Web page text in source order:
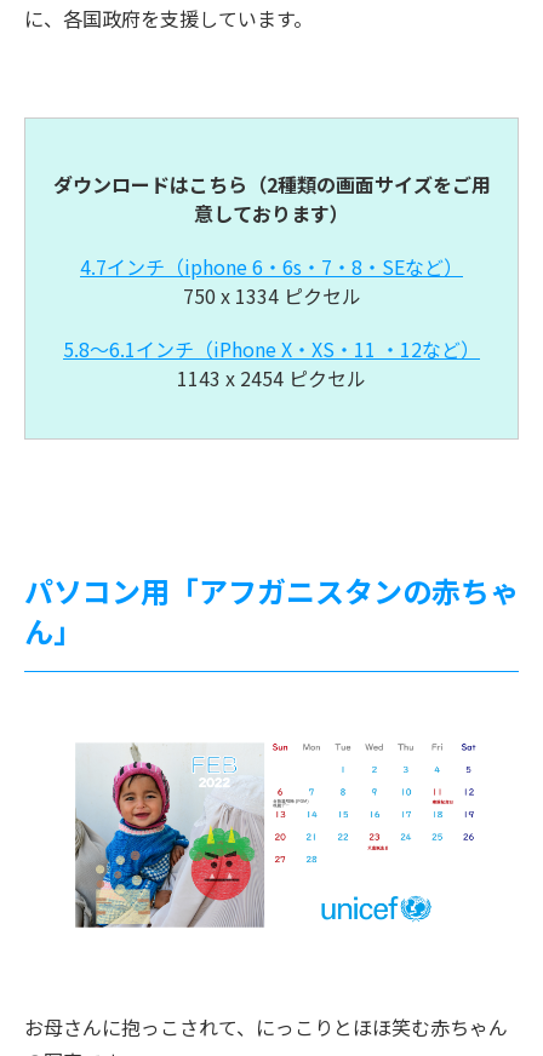
に、各国政府を支援しています。
ダウンロードはこちら（2種類の画面サイズをご用
意しております）
4.7インチ（iphone 6・6s・7・8・SEなど）
750 x 1334 ピクセル
5.8～6.1インチ（iPhone X・XS・11 ・12など）
1143 x 2454 ピクセル
パソコン用「アフガニスタンの赤ちゃ
ん」
お母さんに抱っこされて、にっこりとほほ笑む赤ちゃん